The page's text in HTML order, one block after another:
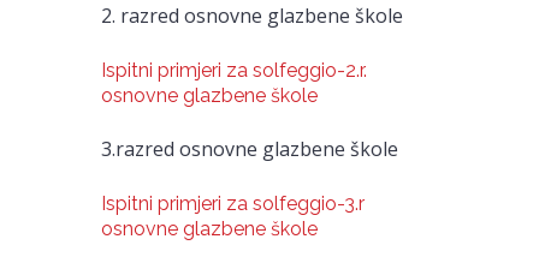
2. razred osnovne glazbene škole
Ispitni primjeri za solfeggio-2.r.
osnovne glazbene škole
3.razred osnovne glazbene škole
Ispitni primjeri za solfeggio-3.r
osnovne glazbene škole